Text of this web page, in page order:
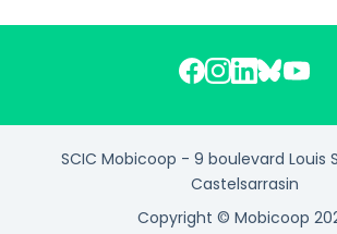
SCIC Mobicoop - 9 boulevard Louis
Castelsarrasin
Copyright © Mobicoop